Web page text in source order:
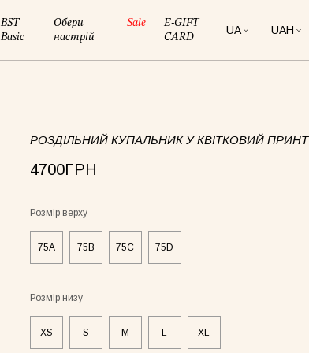
BST
Basic
Обери
настрій
Sale
E-GIFT
CARD
UA UAH
РОЗДІЛЬНИЙ КУПАЛЬНИК У КВІТКОВИЙ ПРИНТ
4700ГРН
Розмір верху
75A 75B 75C 75D
Розмір низу
XS S M L XL